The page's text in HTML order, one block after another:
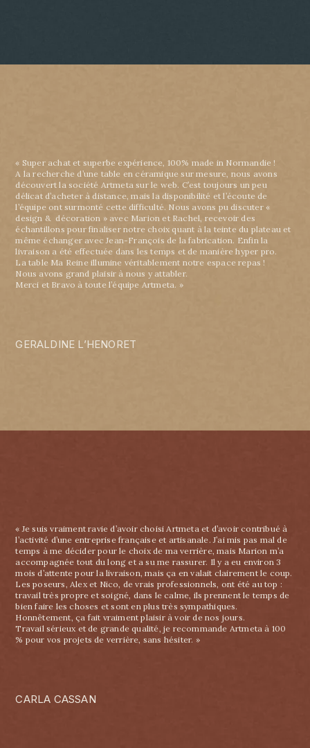
« Super achat et superbe expérience, 100% made in Normandie !
A la recherche d’une table en céramique sur mesure, nous avons
découvert la société Artmeta sur le web. C’est toujours un peu
délicat d’acheter à distance, mais la disponibilité et l’écoute de
l’équipe ont surmonté cette difficulté. Nous avons pu discuter «
design & décoration » avec Marion et Rachel, recevoir des
échantillons pour finaliser notre choix quant à la teinte du plateau et
même échanger avec Jean-François de la fabrication. Enfin la
livraison a été effectuée dans les temps et de manière hyper pro.
La table Ma Reine illumine véritablement notre espace repas !
Nous avons grand plaisir à nous y attabler.
Merci et Bravo à toute l’équipe Artmeta. »
GERALDINE L’HENORET
« Je suis vraiment ravie d’avoir choisi Artmeta et d’avoir contribué à
l’activité d’une entreprise française et artisanale. J’ai mis pas mal de
temps à me décider pour le choix de ma verrière, mais Marion m’a
accompagnée tout du long et a su me rassurer. Il y a eu environ 3
mois d’attente pour la livraison, mais ça en valait clairement le coup.
Les poseurs, Alex et Nico, de vrais professionnels, ont été au top :
travail très propre et soigné, dans le calme, ils prennent le temps de
bien faire les choses et sont en plus très sympathiques.
Honnêtement, ça fait vraiment plaisir à voir de nos jours.
Travail sérieux et de grande qualité, je recommande Artmeta à 100
% pour vos projets de verrière, sans hésiter. »
CARLA CASSAN